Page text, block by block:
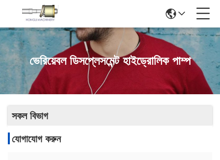
ভেরিয়েবল ডিসপ্লেসমেন্ট হাইড্রোলিক পাম্প
সকল বিভাগ
যোগাযোগ করুন